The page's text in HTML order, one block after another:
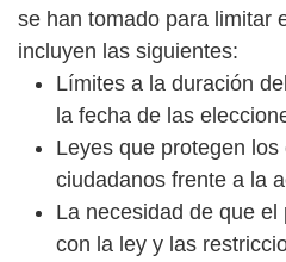
se han tomado para limitar
incluyen las siguientes:
Límites a la duración
la fecha de las
Leyes que protegen
ciudadanos frente a la
La necesidad de que
con la ley y las